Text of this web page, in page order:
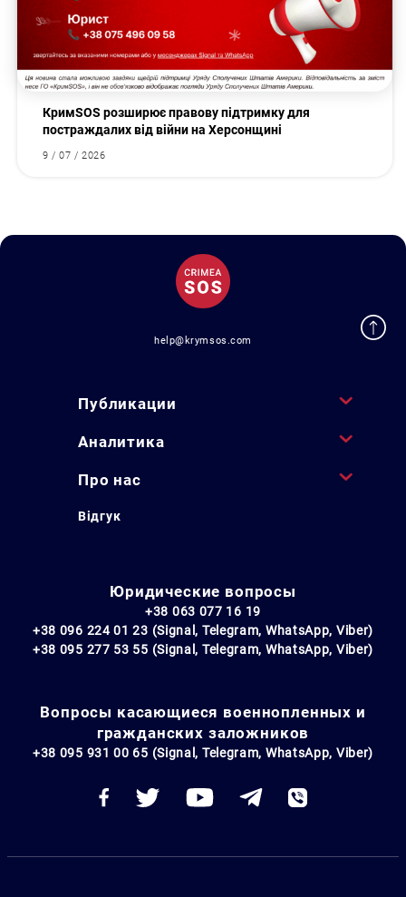
КримSOS розширює правову підтримку для
постраждалих від війни на Херсонщині
9 / 07 / 2026
help@krymsos.com
Публикации
Аналитика
Про нас
Відгук
Юридические вопросы
+38 063 077 16 19
+38 096 224 01 23 (Signal, Telegram, WhatsApp, Viber)
+38 095 277 53 55 (Signal, Telegram, WhatsApp, Viber)
Вопросы касающиеся военнопленных и
гражданских заложников
+38 095 931 00 65 (Signal, Telegram, WhatsApp, Viber)